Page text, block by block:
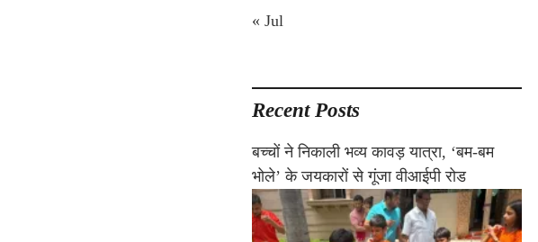
« Jul
Recent Posts
बच्चों ने निकाली भव्य कावड़ यात्रा, ‘बम-बम
भोले’ के जयकारों से गूंजा वीआईपी रोड